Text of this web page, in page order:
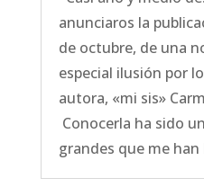
anunciaros la
de octubre, de una
especial ilusión por
autora, «mi sis»
Conocerla ha sido
grandes que me han